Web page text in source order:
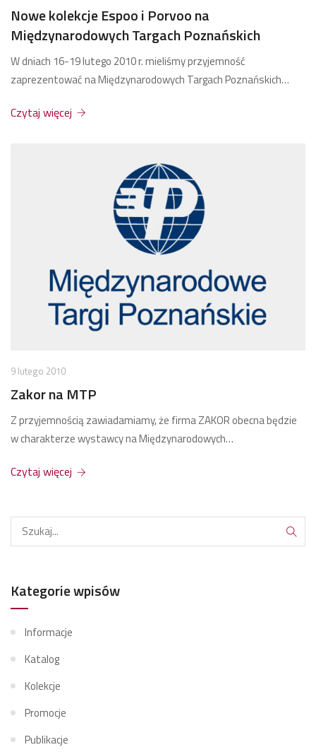
Nowe kolekcje Espoo i Porvoo na
Międzynarodowych Targach Poznańskich
W dniach 16-19 lutego 2010 r. mieliśmy przyjemność
zaprezentować na Międzynarodowych Targach Poznańskich…
Czytaj więcej
9 lutego 2010
Zakor na MTP
Z przyjemnością zawiadamiamy, że firma ZAKOR obecna będzie
w charakterze wystawcy na Międzynarodowych…
Czytaj więcej
Kategorie wpisów
Informacje
Katalog
Kolekcje
Promocje
Publikacje